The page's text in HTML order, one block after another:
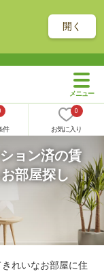
開く
件
0
お気に入り
ョン済の賃
お部屋探し
れいなお部屋に住